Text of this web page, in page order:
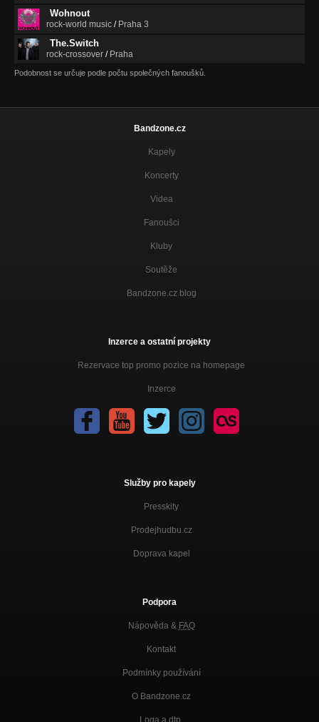
Wohnout
rock-world music / Praha 3
The.Switch
rock-crossover / Praha
Podobnost se určuje podle počtu společných fanoušků.
Bandzone.cz
Kapely
Koncerty
Videa
Fanoušci
Kluby
Soutěže
Bandzone.cz blog
Inzerce a ostatní projekty
Rezervace top promo pozice na homepage
Inzerce
Služby pro kapely
Presskity
Prodejhudbu.cz
Doprava kapel
Podpora
Nápověda & FAQ
Kontakt
Podmínky používání
O Bandzone.cz
Loga a dtp.